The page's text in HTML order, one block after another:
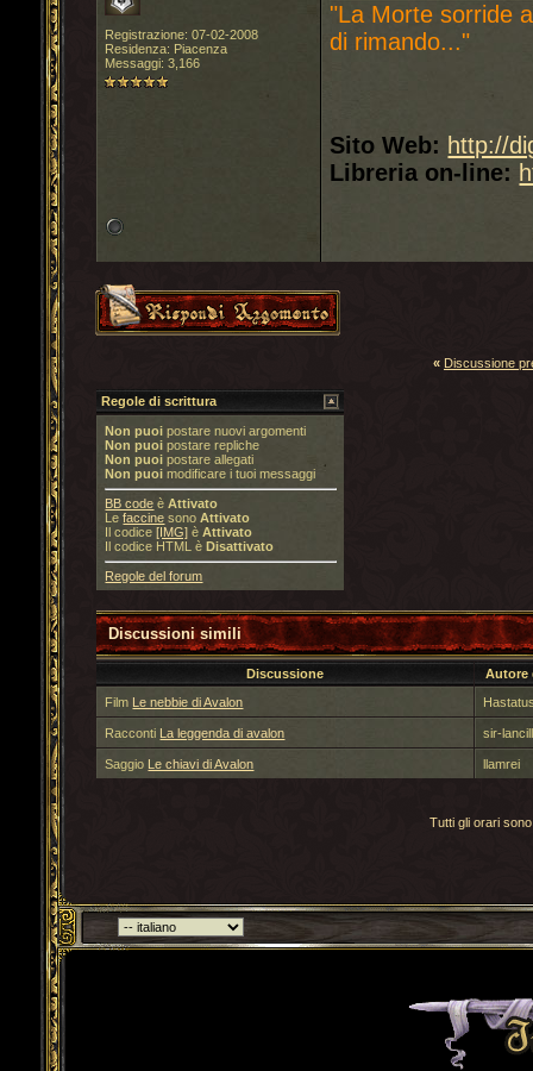
Registrazione: 07-02-2008
Residenza: Piacenza
Messaggi: 3,166
"La Morte sorride
di rimando..."
Sito Web: http://
Libreria on-line:
« Discussione
Regole di scrittura
Non puoi postare nuovi argomenti
Non puoi postare repliche
Non puoi postare allegati
Non puoi modificare i tuoi messaggi
BB code èAttivato
Lefaccine sonoAttivato
Il codice[IMG] èAttivato
Il codice HTML èDisattivato
Regole del forum
Discussioni simili
Discussione
Autore
Film Le nebbie di Avalon
Racconti La leggenda di avalon sir-
Saggio Le chiavi di Avalon llamrei
Tutti gli orari
Torna indietro